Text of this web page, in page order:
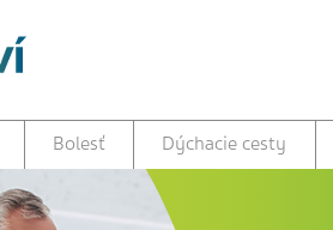
Bolesť Dýchacie cesty